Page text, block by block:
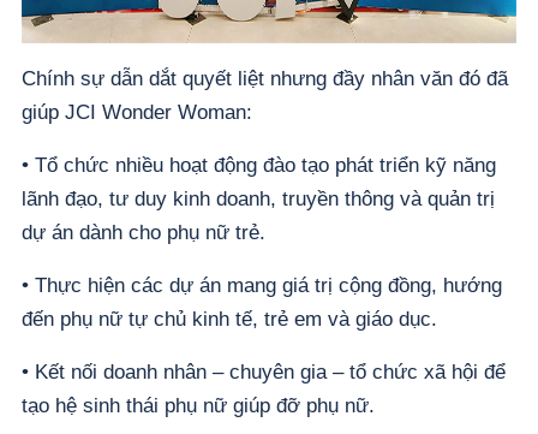
Chính sự dẫn dắt quyết liệt nhưng đầy nhân văn đó đã
giúp JCI Wonder Woman:
• Tổ chức nhiều hoạt động đào tạo phát triển kỹ năng
lãnh đạo, tư duy kinh doanh, truyền thông và quản trị
dự án dành cho phụ nữ trẻ.
• Thực hiện các dự án mang giá trị cộng đồng, hướng
đến phụ nữ tự chủ kinh tế, trẻ em và giáo dục.
• Kết nối doanh nhân – chuyên gia – tổ chức xã hội để
tạo hệ sinh thái phụ nữ giúp đỡ phụ nữ.